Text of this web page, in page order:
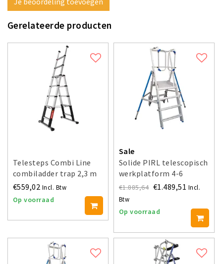
Gerelateerde producten
Telesteps Combi Line
combiladder trap 2,3 m
€559,02 Incl. Btw
Op voorraad
Sale
Solide PIRL telescopisch
werkplatform 4-6
treden
€1.885,64 €1.489,51 Incl.
Btw
Op voorraad